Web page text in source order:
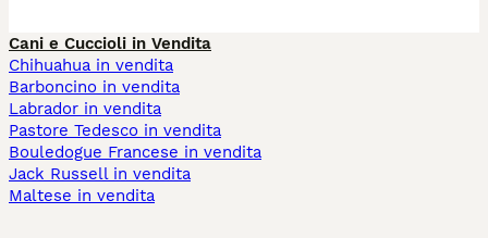
Cani e Cuccioli in Vendita
Chihuahua in vendita
Barboncino in vendita
Labrador in vendita
Pastore Tedesco in vendita
Bouledogue Francese in vendita
Jack Russell in vendita
Maltese in vendita